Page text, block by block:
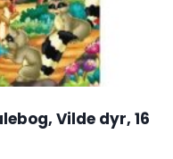
Vilde dyr, 16